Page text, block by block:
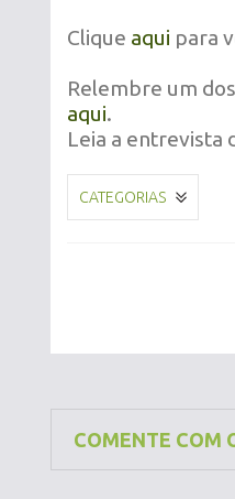
Clique aqui para
Relembre um
aqui.
Leia a entrevista
CATEGORIAS
COMENTE COM